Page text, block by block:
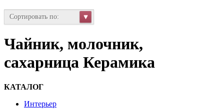
Сортировать по:
Чайник, молочник,
сахарница Керамика
КАТАЛОГ
Интерьер